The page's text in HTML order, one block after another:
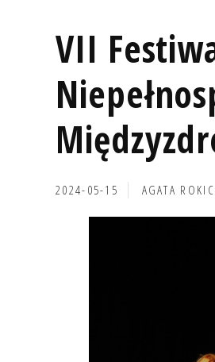
VII
2024-05-15 AGATA